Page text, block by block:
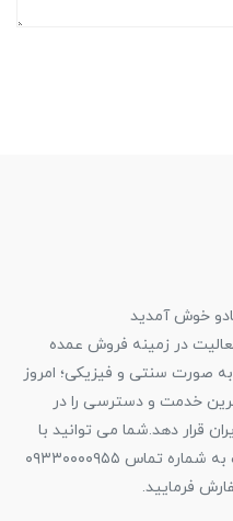
خوش آمدید
در زمینه فروش عمده
به صورت سنتی و فیزیکی؛ امروز
خدمت و دسترسی را در
قرار دهد.شما می توانید با
ثبت نام به عنوان همکار و احراز هویت به شماره تماس ۰۹۳۳۰۰۰۰۹۵۵
فرمایید.